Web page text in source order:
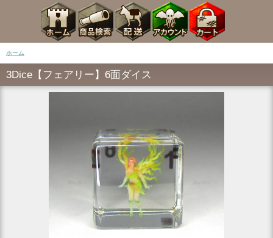
ホーム
3Dice【フェアリー】6面ダイス